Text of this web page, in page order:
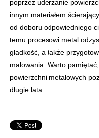
poprzez uderzanie
innym materiałem
od doboru odpowiedniego
temu procesowi metal
gładkość, a także
malowania. Warto
powierzchni metalowych
długie lata.